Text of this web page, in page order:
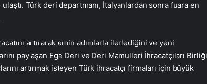
ulaştı. Türk deri departmanı, İtalyanlardan sonra fuara en
artırarak emin adımlarla ilerlediğini ve yeni
paylaşan Ege Deri ve Deri Mamulleri İhracatçıları Birliği
artırmak isteyen Türk ihracatçı firmaları için büyük